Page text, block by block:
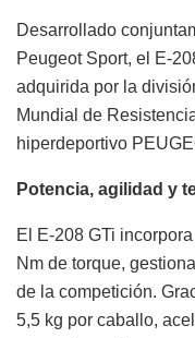
Desarrollado
Peugeot Sport, el E-
adquirida por la
Mundial de
hiperdeportivo
Potencia, agilidad y
El E-208 GTi
Nm de torque,
de la competición.
5,5 kg por caballo,